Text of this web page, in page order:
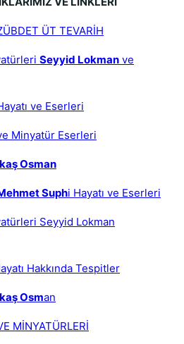
ÜT TEVARİH
Seyyid Lokman ve
ve Eserleri
Minyatür Eserleri
Osman
Suphi Hayatı ve Eserleri
Seyyid Lokman
Hakkında Tespitler
Osman
MİNYATÜRLERİ